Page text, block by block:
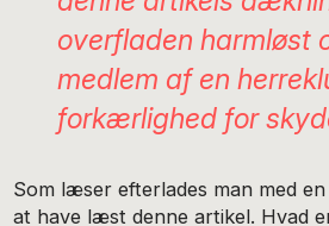
overfladen harmløst
medlem af en
forkærlighed for
Som læser efterlades man med
at have læst denne artikel. Hvad